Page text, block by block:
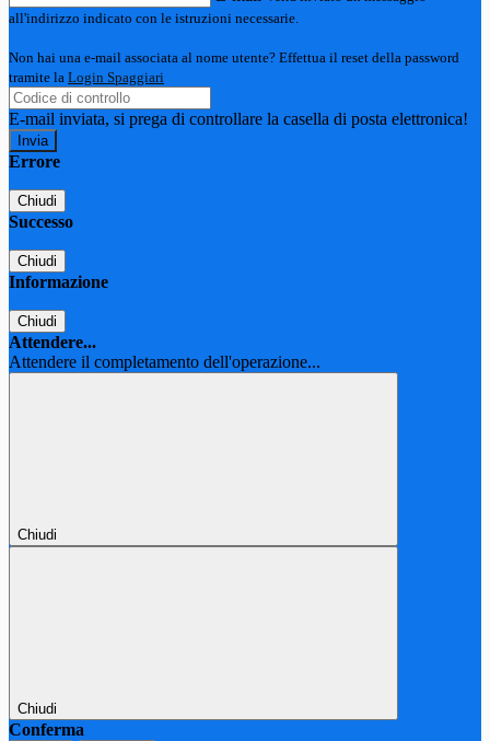
all'indirizzo indicato con le istruzioni necessarie.
Non hai una e-mail associata al nome utente? Effettua il reset della password
tramite la Login Spaggiari
E-mail inviata, si prega di controllare la casella di posta elettronica!
Errore
Chiudi
Successo
Chiudi
Informazione
Chiudi
Attendere...
Attendere il completamento dell'operazione...
Chiudi
Chiudi
Conferma